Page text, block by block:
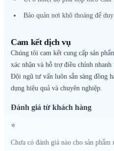
Bảo quản nơi khô thoáng để
Cam kết dịch vụ
Chúng tôi cam kết cung cấp sản
xác nhận và hỗ trợ điều chỉnh
Đội ngũ tư vấn luôn sẵn sàng đồng
dụng hiệu quả và chuyên nghiệp.
Đánh giá từ khách hàng
⭐
Chưa có đánh giá nào cho sản phẩm